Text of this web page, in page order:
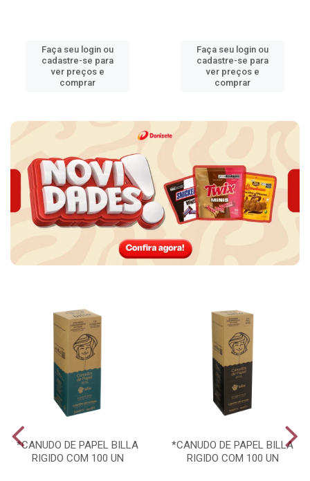
Faça seu login ou
cadastre-se para
ver preços e
comprar
Faça seu login ou
cadastre-se para
ver preços e
comprar
*CANUDO DE PAPEL BILLA
RIGIDO COM 100 UN
*CANUDO DE PAPEL BILLA
RIGIDO COM 100 UN